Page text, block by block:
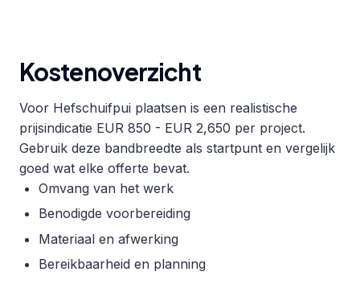
Kostenoverzicht
Voor Hefschuifpui plaatsen is een realistische
prijsindicatie EUR 850 - EUR 2,650 per project.
Gebruik deze bandbreedte als startpunt en vergelijk
goed wat elke offerte bevat.
Omvang van het werk
Benodigde voorbereiding
Materiaal en afwerking
Bereikbaarheid en planning